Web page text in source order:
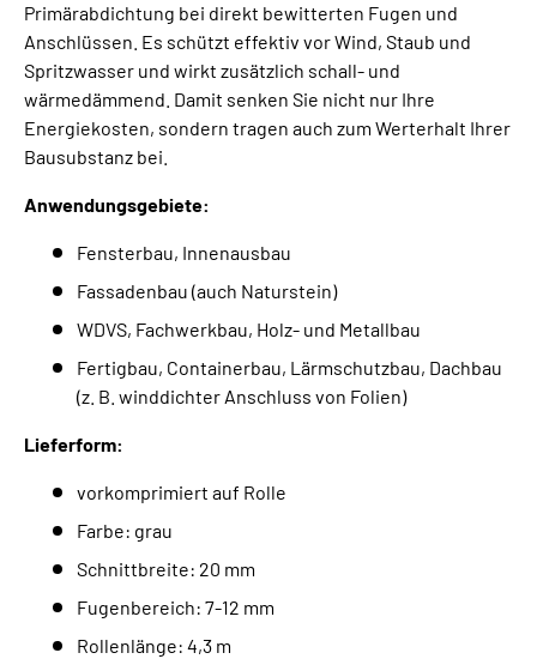
Primärabdichtung bei direkt bewitterten Fugen und
Anschlüssen. Es schützt effektiv vor Wind, Staub und
Spritzwasser und wirkt zusätzlich schall- und
wärmedämmend. Damit senken Sie nicht nur Ihre
Energiekosten, sondern tragen auch zum Werterhalt Ihrer
Bausubstanz bei.
Anwendungsgebiete:
Fensterbau, Innenausbau
Fassadenbau (auch Naturstein)
WDVS, Fachwerkbau, Holz- und Metallbau
Fertigbau, Containerbau, Lärmschutzbau, Dachbau
(z. B. winddichter Anschluss von Folien)
Lieferform:
vorkomprimiert auf Rolle
Farbe: grau
Schnittbreite: 20 mm
Fugenbereich: 7-12 mm
Rollenlänge: 4,3 m